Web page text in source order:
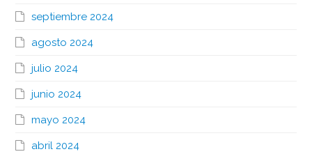
septiembre 2024
agosto 2024
julio 2024
junio 2024
mayo 2024
abril 2024